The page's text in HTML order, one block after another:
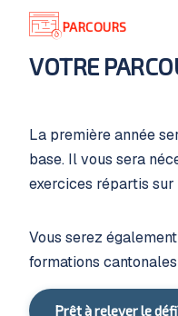
PARCOURS
VOTRE
La première année
base. Il vous sera
exercices répartis sur
Vous serez
formations
Prêt à relever le